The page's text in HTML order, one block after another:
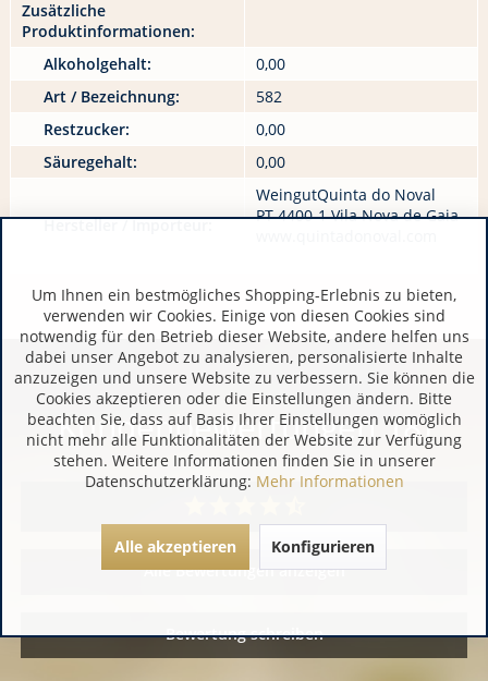
Zusätzliche
Produktinformationen:
Alkoholgehalt:
0,00
Art / Bezeichnung:
582
Restzucker:
0,00
Säuregehalt:
0,00
Hersteller / Importeur:
WeingutQuinta do Noval
PT 4400-1 Vila Nova de Gaia
Kundenbewertungen (8)
Alle Bewertungen anzeigen
Bewertung schreiben
Um Ihnen ein bestmögliches Shopping-Erlebnis zu bieten,
verwenden wir Cookies. Einige von diesen Cookies sind
notwendig für den Betrieb dieser Website, andere helfen uns
dabei unser Angebot zu analysieren, personalisierte Inhalte
anzuzeigen und unsere Website zu verbessern. Sie können die
Cookies akzeptieren oder die Einstellungen ändern. Bitte
beachten Sie, dass auf Basis Ihrer Einstellungen womöglich
nicht mehr alle Funktionalitäten der Website zur Verfügung
stehen. Weitere Informationen finden Sie in unserer
Datenschutzerklärung: Mehr Informationen
Alle akzeptieren Konfigurieren